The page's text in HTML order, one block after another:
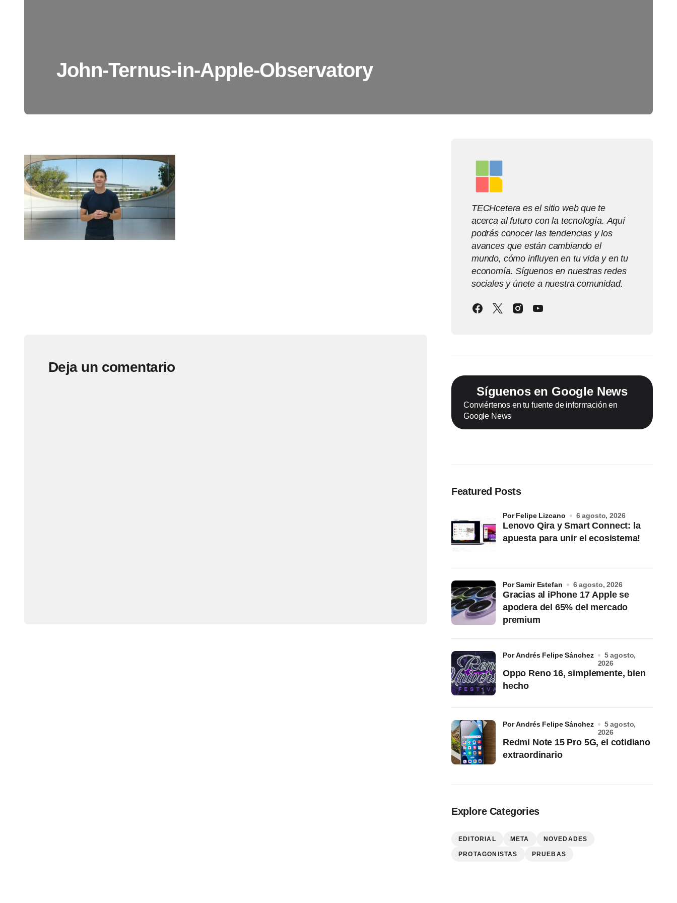
John-Ternus-in-Apple-Observatory
Deja un comentario
TECHcetera es el sitio web que te
acerca al futuro con la tecnología. Aquí
podrás conocer las tendencias y los
avances que están cambiando el
mundo, cómo influyen en tu vida y en tu
economía. Síguenos en nuestras redes
sociales y únete a nuestra comunidad.
Síguenos en Google News
Conviértenos en tu fuente de información en
Google News
Featured Posts
Lenovo Qira y Smart Connect: la
apuesta para unir el ecosistema!
por Felipe Lizcano 6 agosto, 2026
Gracias al iPhone 17 Apple se
apodera del 65% del mercado
premium
por Samir Estefan 6 agosto, 2026
Oppo Reno 16, simplemente, bien
hecho
por Andrés Felipe Sánchez
5 agosto,
2026
Redmi Note 15 Pro 5G, el cotidiano
extraordinario
por Andrés Felipe Sánchez
5 agosto,
2026
Explore Categories
EDITORIAL META NOVEDADES
PROTAGONISTAS PRUEBAS